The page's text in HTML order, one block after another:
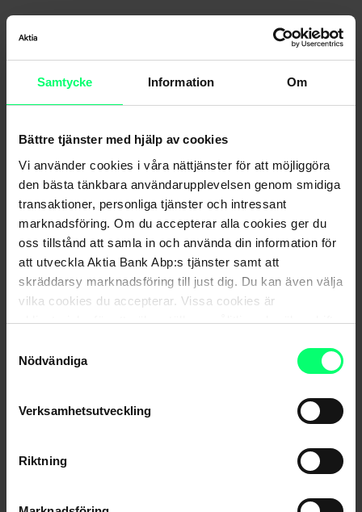
Samtycke Information Om
Bättre tjänster med hjälp av cookies
Vi använder cookies i våra nättjänster för att möjliggöra
den bästa tänkbara användarupplevelsen genom smidiga
transaktioner, personliga tjänster och intressant
marknadsföring. Om du accepterar alla cookies ger du
oss tillstånd att samla in och använda din information för
att utveckla Aktia Bank Abp:s tjänster samt att
skräddarsy marknadsföring till just dig. Du kan även välja
vilka cookies du accepterar. Vissa cookies är
obligatoriska för att säkerställa en pålitlig och säker drift
Nödvändiga
Verksamhetsutveckling
Riktning
på webbsidan
accepteras. Videon är på finska.